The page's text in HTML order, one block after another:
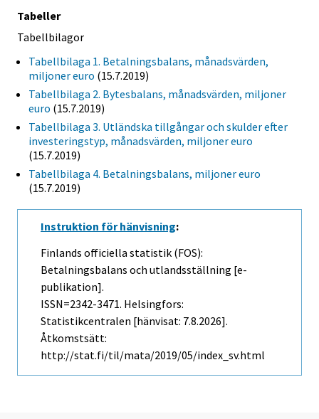
Tabeller
Tabellbilagor
Tabellbilaga 1. Betalningsbalans, månadsvärden,
miljoner euro (15.7.2019)
Tabellbilaga 2. Bytesbalans, månadsvärden, miljoner
euro (15.7.2019)
Tabellbilaga 3. Utländska tillgångar och skulder efter
investeringstyp, månadsvärden, miljoner euro
(15.7.2019)
Tabellbilaga 4. Betalningsbalans, miljoner euro
(15.7.2019)
Instruktion för hänvisning:
Finlands officiella statistik (FOS):
Betalningsbalans och utlandsställning [e-
publikation].
ISSN=2342-3471. Helsingfors:
Statistikcentralen [hänvisat: 7.8.2026].
Åtkomstsätt:
http://stat.fi/til/mata/2019/05/index_sv.html